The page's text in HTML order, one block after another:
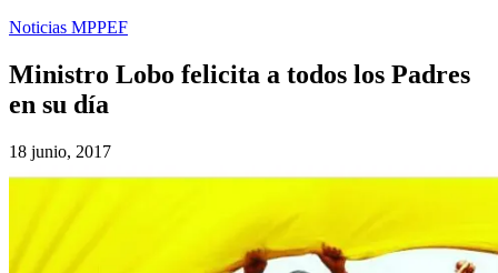
Noticias MPPEF
Ministro Lobo felicita a todos los Padres
en su día
18 junio, 2017